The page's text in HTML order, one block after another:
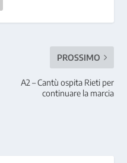
PROSSIMO
A2 – Cantù ospita Rieti per
continuare la marcia